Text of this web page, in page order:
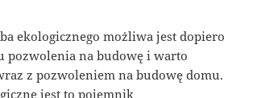
ekologicznego możliwa jest dopiero
pozwolenia na budowę i warto
z pozwoleniem na budowę domu.
jest to pojemnik